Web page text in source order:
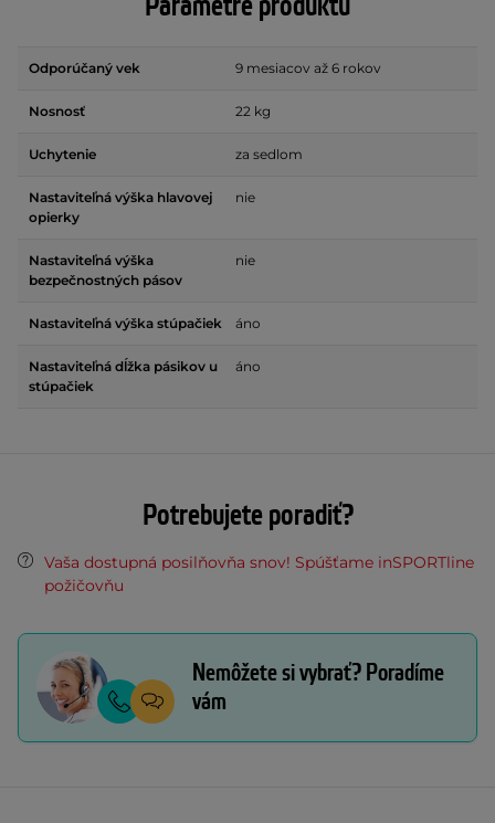
Odporúčaný vek 9 mesiacov až 6 rokov
Nosnosť 22 kg
Uchytenie za sedlom
Nastaviteľná výška hlavovej
opierky
nie
Nastaviteľná výška
bezpečnostných pásov
nie
Nastaviteľná výška stúpačiek áno
Nastaviteľná dĺžka pásikov u
stúpačiek
áno
Potrebujete poradiť?
Vaša dostupná posilňovňa snov! Spúšťame inSPORTline
požičovňu
Nemôžete si vybrať? Poradíme
vám